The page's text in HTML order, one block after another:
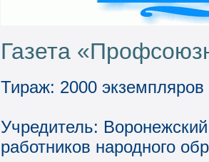
Газета
Тираж: 2000 экземпляров
Учредитель:
работников народного